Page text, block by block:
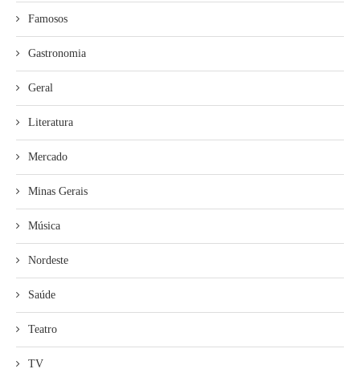
Famosos
Gastronomia
Geral
Literatura
Mercado
Minas Gerais
Música
Nordeste
Saúde
Teatro
TV